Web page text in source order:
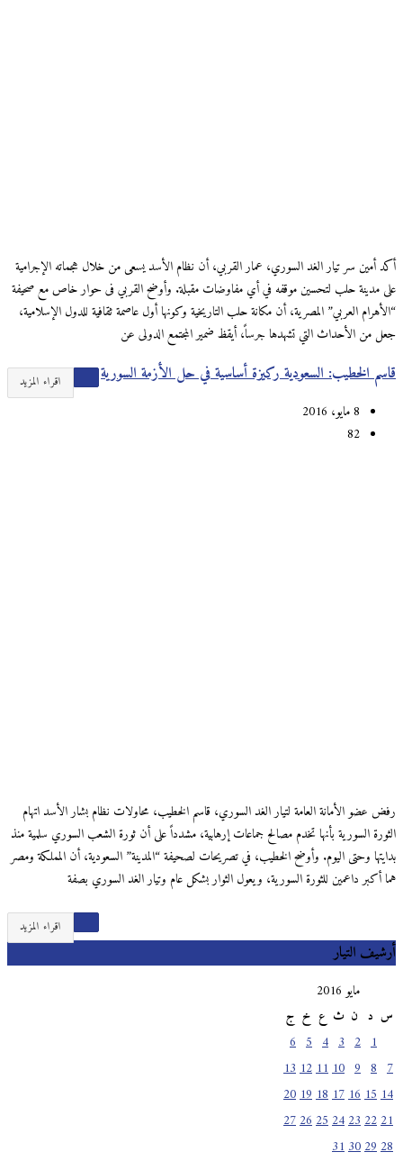
أكد أمين سر تيار الغد السوري، عمار القربي، أن نظام الأسد يسعى من خلال هجماته الإجرامية
على مدينة حلب لتحسين موقفه في أي مفاوضات مقبلة. وأوضح القربي فى حوار خاص مع صحيفة
“الأهرام العربي” المصرية، أن مكانة حلب التاريخية وكونها أول عاصمة ثقافية للدول الإسلامية،
جعل من الأحداث التي تشهدها جرساً، أيقظ ضمير المجتمع الدولى عن
اقراء المزيد قاسم الخطيب: السعودية ركيزة أساسية في حل الأزمة السورية
82
رفض عضو الأمانة العامة لتيار الغد السوري، قاسم الخطيب، محاولات نظام بشار الأسد اتهام
الثورة السورية بأنها تخدم مصالح جماعات إرهابية، مشدداً على أن ثورة الشعب السوري سلمية منذ
بدايتها وحتى اليوم. وأوضح الخطيب، في تصريحات لصحيفة “المدينة” السعودية، أن المملكة ومصر
هما أكبر داعمين للثورة السورية، ويعول الثوار بشكل عام وتيار الغد السوري بصفة
اقراء المزيد
أرشيف التيار
مايو 2016
س
ث خ ج
10
11
12
13
14
15
16
17
18
19
20
21
22
23
24
25
26
27
28
29
30
31